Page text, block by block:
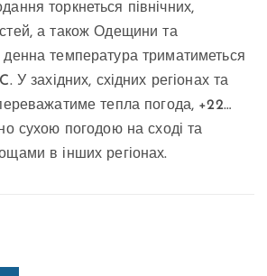
торкнеться північних,
а також Одещини та
температура триматиметься
У західних, східних регіонах та
тепла погода, +22…
сухою погодою на сході та
в інших регіонах.